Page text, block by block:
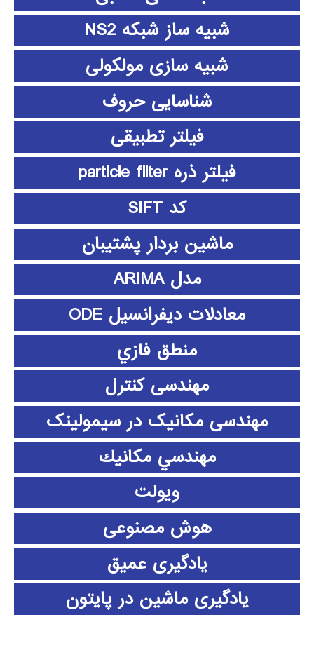
شبیه ساز شبکه NS2
شبیه سازی مولکولی
شناسایی حروف
فیلتر تطبیقی
فیلتر ذره particle filter
کد SIFT
ماشین بردار پشتیبان
مدل ARIMA
معادلات دیفرانسیل ODE
منطق فازي
مهندسی کنترل
مهندسی مکانیک در سیمولینک
مهندسي مكانيك
ویولت
هوش مصنوعی
یادگیری عمیق
یادگیری ماشین در پایتون